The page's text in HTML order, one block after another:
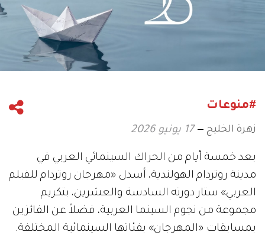
#منوعات
زهرة الخليج 17 يونيو 2026
بعد خمسة أيام من الحراك السينمائي العربي في
مدينة روتردام الهولندية، أسدل «مهرجان روتردام للفيلم
العربي» ستار دورته السادسة والعشرين، بتكريم
مجموعة من نجوم السينما العربية، فضلاً عن الفائزين
بمسابقات «المهرجان» بفئاتها السينمائية المختلفة.